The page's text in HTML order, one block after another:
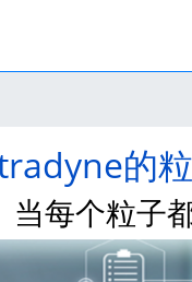
的
当每个粒子